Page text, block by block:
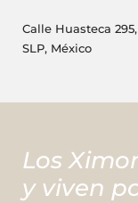
Calle Huasteca
SLP, México
Los
y viven